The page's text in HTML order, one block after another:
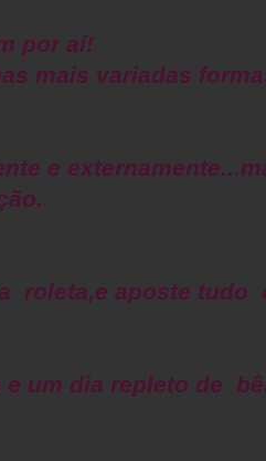
por aí!
mais variadas
e
roleta,e aposte tudo
e um dia repleto de